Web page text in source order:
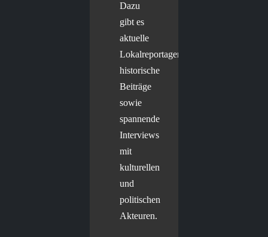
Dazu
gibt es
aktuelle
Lokalreportagen,
historische
Beiträge
sowie
spannende
Interviews
mit
kulturellen
und
politischen
Akteuren.